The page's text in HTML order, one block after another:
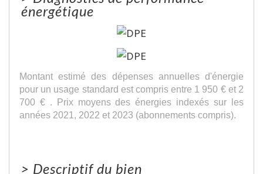
énergétique
Montant estimé des dépenses annuelles d'énergie
pour un usage standard est compris entre 1 950 € et 2
700 € . Prix moyens des énergies indexés sur les
années 2021, 2022 et 2023 (abonnements compris).
> Descriptif du bien